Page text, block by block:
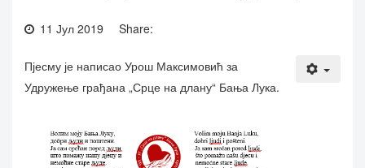
11 Јул 2019 Share:
Пјесму је написао Урош Максимовић за
Удружење грађана „Срце на длану“ Бања Лука.